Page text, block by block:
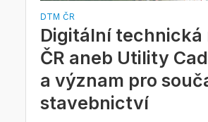
DTM ČR
Digitální technická
ČR aneb Utility
a význam pro
stavebnictví